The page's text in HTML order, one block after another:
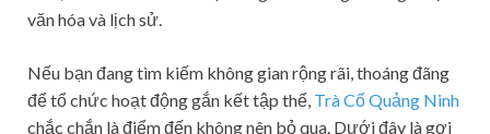
văn hóa và lịch sử.
Nếu bạn đang tìm kiếm không gian rộng rãi, thoáng đãng
để tổ chức hoạt động gắn kết tập thể, Trà Cổ Quảng Ninh
chắc chắn là điểm đến không nên bỏ qua. Dưới đây là gợi